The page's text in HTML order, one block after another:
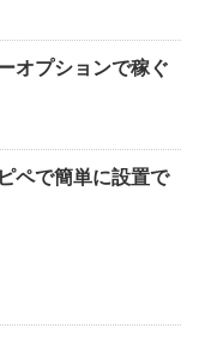
オプションで稼ぐ
ペで簡単に設置で